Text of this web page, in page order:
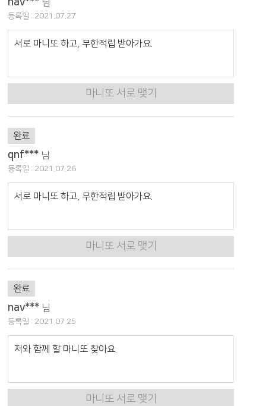
nav*** 님
등록일 : 2021.07.27
서로 마니또 하고, 무한적립 받아가요.
마니또 서로 맺기
완료
qnf*** 님
등록일 : 2021.07.26
서로 마니또 하고, 무한적립 받아가요.
마니또 서로 맺기
완료
nav*** 님
등록일 : 2021.07.25
저와 함께 할 마니또 찾아요.
마니또 서로 맺기